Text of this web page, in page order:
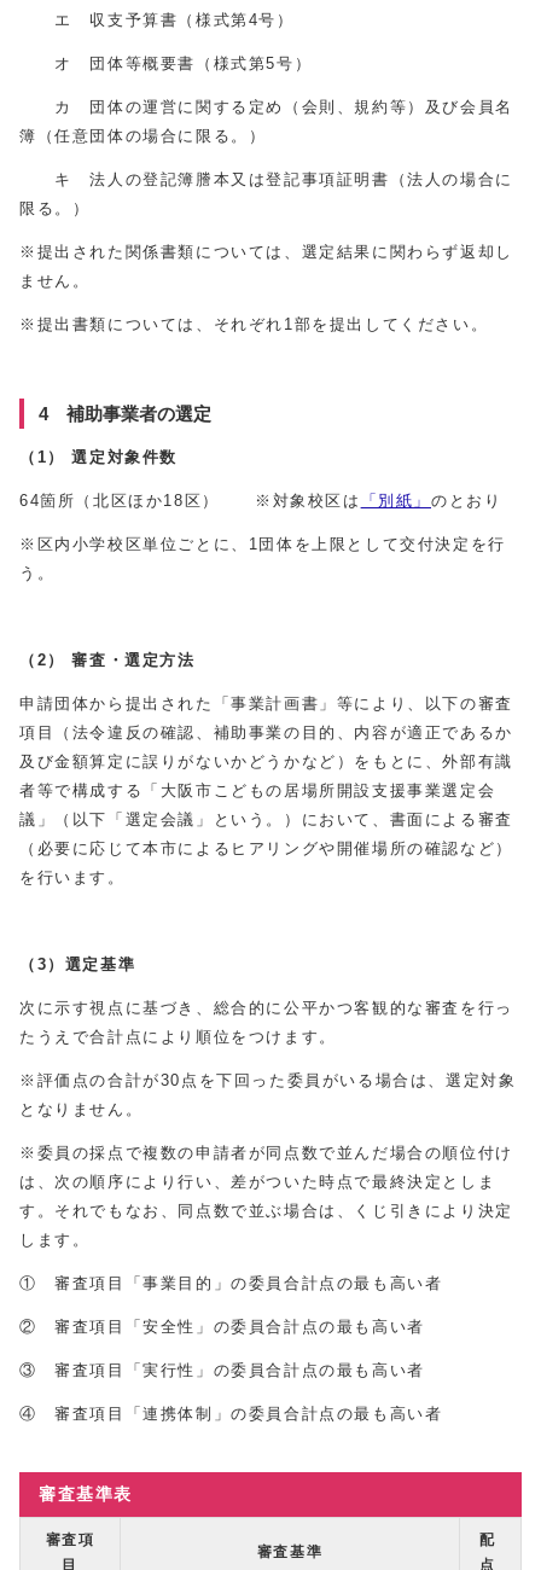
エ 収支予算書（様式第4号）
オ 団体等概要書（様式第5号）
カ 団体の運営に関する定め（会則、規約等）及び会員名
簿（任意団体の場合に限る。）
キ 法人の登記簿謄本又は登記事項証明書（法人の場合に
限る。）
※提出された関係書類については、選定結果に関わらず返却し
ません。
※提出書類については、それぞれ1部を提出してください。
4 補助事業者の選定
（1）選定対象件数
64箇所（北区ほか18区） ※対象校区は 「別紙」のとおり
※区内小学校区単位ごとに、1団体を上限として交付決定を行
う。
（2）審査・選定方法
申請団体から提出された「事業計画書」等により、以下の審査
項目（法令違反の確認、補助事業の目的、内容が適正であるか
及び金額算定に誤りがないかどうかなど）をもとに、外部有識
者等で構成する「大阪市こどもの居場所開設支援事業選定会
議」（以下「選定会議」という。）において、書面による審査
（必要に応じて本市によるヒアリングや開催場所の確認など）
を行います。
（3）選定基準
次に示す視点に基づき、総合的に公平かつ客観的な審査を行っ
たうえで合計点により順位をつけます。
※評価点の合計が30点を下回った委員がいる場合は、選定対象
となりません。
※委員の採点で複数の申請者が同点数で並んだ場合の順位付け
は、次の順序により行い、差がついた時点で最終決定としま
す。それでもなお、同点数で並ぶ場合は、くじ引きにより決定
します。
① 審査項目「事業目的」の委員合計点の最も高い者
② 審査項目「安全性」の委員合計点の最も高い者
③ 審査項目「実行性」の委員合計点の最も高い者
④ 審査項目「連携体制」の委員合計点の最も高い者
審査基準表
審査項
目
審査基準
配
点